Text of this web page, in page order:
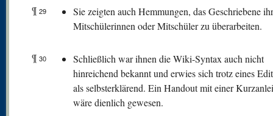
¶ 29
Sie zeigten auch Hemmungen, das Geschriebene
Mitschülerinnen oder Mitschüler zu überarbeiten.
¶ 30
Schließlich war ihnen die Wiki-Syntax auch nicht
hinreichend bekannt und erwies sich trotz eines
als selbsterklärend. Ein Handout mit einer
wäre dienlich gewesen.